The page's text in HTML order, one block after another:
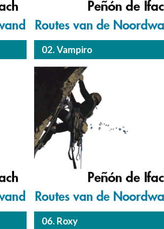
02. Vampiro
06. Roxy